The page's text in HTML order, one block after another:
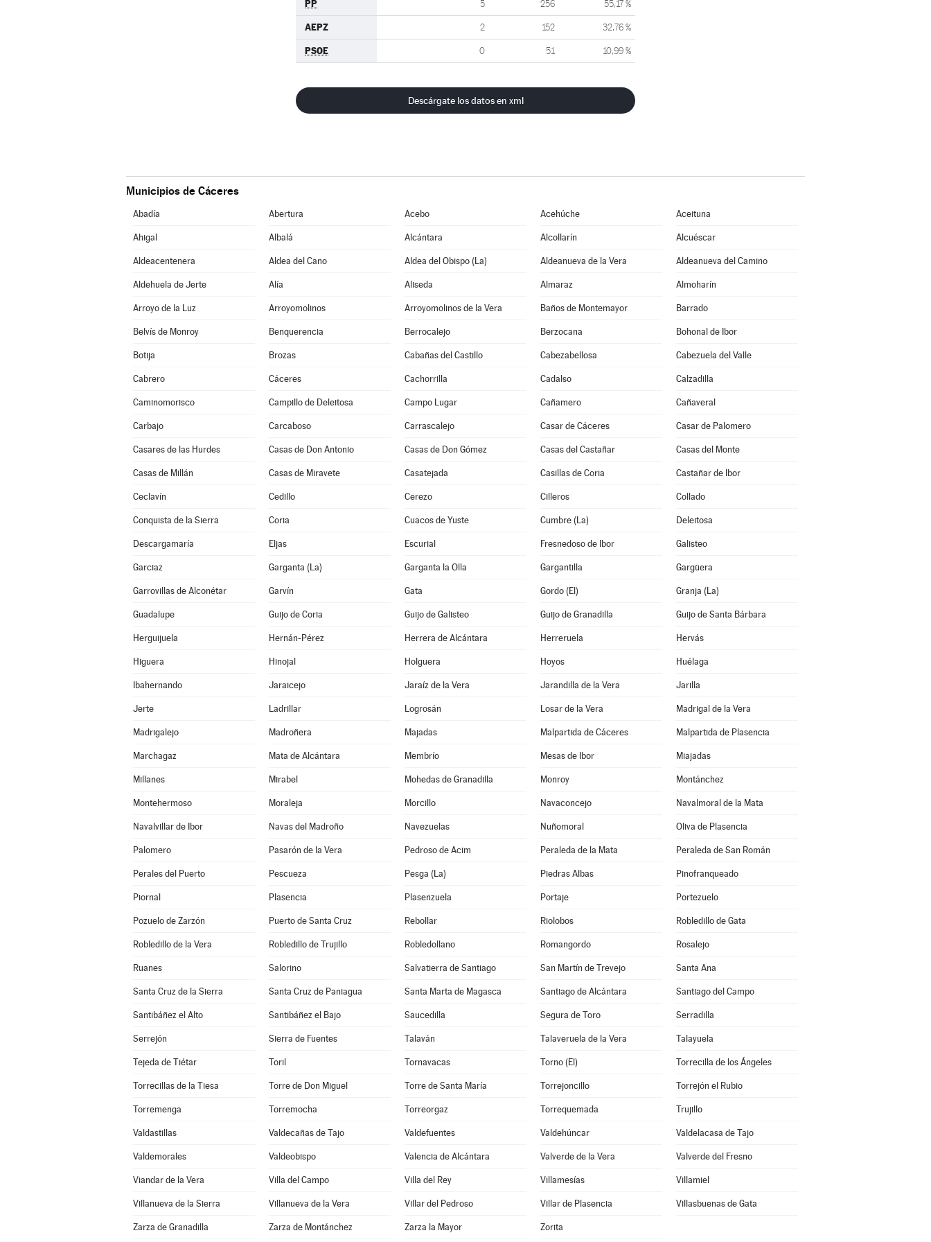
PP 5 256 55,17 %
AEPZ 2 152 32,76 %
PSOE 0 51 10,99 %
Descárgate los datos en xml
Municipios de Cáceres
Abadía Abertura Acebo Acehúche Aceituna
Ahigal Albalá Alcántara Alcollarín Alcuéscar
Aldeacentenera Aldea del Cano Aldea del Obispo (La) Aldeanueva de la Vera Aldeanueva del Camino
Aldehuela de Jerte Alía Aliseda Almaraz Almoharín
Arroyo de la Luz Arroyomolinos Arroyomolinos de la Vera Baños de Montemayor Barrado
Belvís de Monroy Benquerencia Berrocalejo Berzocana Bohonal de Ibor
Botija Brozas Cabañas del Castillo Cabezabellosa Cabezuela del Valle
Cabrero Cáceres Cachorrilla Cadalso Calzadilla
Caminomorisco Campillo de Deleitosa Campo Lugar Cañamero Cañaveral
Carbajo Carcaboso Carrascalejo Casar de Cáceres Casar de Palomero
Casares de las Hurdes Casas de Don Antonio Casas de Don Gómez Casas del Castañar Casas del Monte
Casas de Millán Casas de Miravete Casatejada Casillas de Coria Castañar de Ibor
Ceclavín Cedillo Cerezo Cilleros Collado
Conquista de la Sierra Coria Cuacos de Yuste Cumbre (La) Deleitosa
Descargamaría Eljas Escurial Fresnedoso de Ibor Galisteo
Garciaz Garganta (La) Garganta la Olla Gargantilla Gargüera
Garrovillas de Alconétar Garvín Gata Gordo (El) Granja (La)
Guadalupe Guijo de Coria Guijo de Galisteo Guijo de Granadilla Guijo de Santa Bárbara
Herguijuela Hernán-Pérez Herrera de Alcántara Herreruela Hervás
Higuera Hinojal Holguera Hoyos Huélaga
Ibahernando Jaraicejo Jaraíz de la Vera Jarandilla de la Vera Jarilla
Jerte Ladrillar Logrosán Losar de la Vera Madrigal de la Vera
Madrigalejo Madroñera Majadas Malpartida de Cáceres Malpartida de Plasencia
Marchagaz Mata de Alcántara Membrío Mesas de Ibor Miajadas
Millanes Mirabel Mohedas de Granadilla Monroy Montánchez
Montehermoso Moraleja Morcillo Navaconcejo Navalmoral de la Mata
Navalvillar de Ibor Navas del Madroño Navezuelas Nuñomoral Oliva de Plasencia
Palomero Pasarón de la Vera Pedroso de Acim Peraleda de la Mata Peraleda de San Román
Perales del Puerto Pescueza Pesga (La) Piedras Albas Pinofranqueado
Piornal Plasencia Plasenzuela Portaje Portezuelo
Pozuelo de Zarzón Puerto de Santa Cruz Rebollar Riolobos Robledillo de Gata
Robledillo de la Vera Robledillo de Trujillo Robledollano Romangordo Rosalejo
Ruanes Salorino Salvatierra de Santiago San Martín de Trevejo Santa Ana
Santa Cruz de la Sierra Santa Cruz de Paniagua Santa Marta de Magasca Santiago de Alcántara Santiago del Campo
Santibáñez el Alto Santibáñez el Bajo Saucedilla Segura de Toro Serradilla
Serrejón Sierra de Fuentes Talaván Talaveruela de la Vera Talayuela
Tejeda de Tiétar Toril Tornavacas Torno (El) Torrecilla de los Ángeles
Torrecillas de la Tiesa Torre de Don Miguel Torre de Santa María Torrejoncillo Torrejón el Rubio
Torremenga Torremocha Torreorgaz Torrequemada Trujillo
Valdastillas Valdecañas de Tajo Valdefuentes Valdehúncar Valdelacasa de Tajo
Valdemorales Valdeobispo Valencia de Alcántara Valverde de la Vera Valverde del Fresno
Viandar de la Vera Villa del Campo Villa del Rey Villamesías Villamiel
Villanueva de la Sierra Villanueva de la Vera Villar del Pedroso Villar de Plasencia Villasbuenas de Gata
Zarza de Granadilla Zarza de Montánchez Zarza la Mayor Zorita